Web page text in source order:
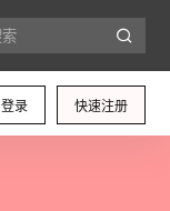
登录 快速注册